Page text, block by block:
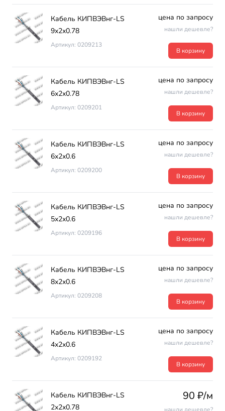
Кабель КИПВЭВнг-LS
9х2х0.78
Артикул: 0209213
цена по запросу
нашли дешевле?
В корзину
Кабель КИПВЭВнг-LS
6х2х0.78
Артикул: 0209201
цена по запросу
нашли дешевле?
В корзину
Кабель КИПВЭВнг-LS
6х2х0.6
Артикул: 0209200
цена по запросу
нашли дешевле?
В корзину
Кабель КИПВЭВнг-LS
5х2х0.6
Артикул: 0209196
цена по запросу
нашли дешевле?
В корзину
Кабель КИПВЭВнг-LS
8х2х0.6
Артикул: 0209208
цена по запросу
нашли дешевле?
В корзину
Кабель КИПВЭВнг-LS
4х2х0.6
Артикул: 0209192
цена по запросу
нашли дешевле?
В корзину
Кабель КИПВЭВнг-LS
2х2х0.78
90 ₽/м